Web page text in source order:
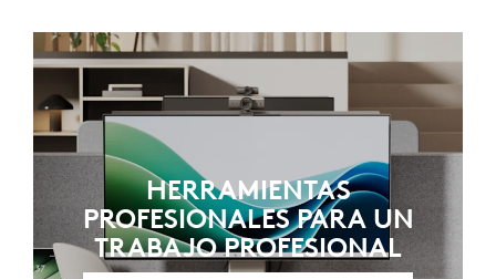
HERRAMIENTAS
PROFESIONALES PARA UN
TRABAJO PROFESIONAL